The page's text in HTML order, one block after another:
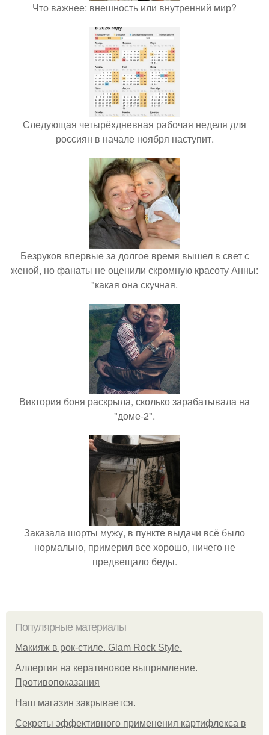
Что важнее: внешность или внутренний мир?
Следующая четырёхдневная рабочая неделя для
россиян в начале ноября наступит.
Безруков впервые за долгое время вышел в свет с
женой, но фанаты не оценили скромную красоту Анны:
"какая она скучная.
Виктория боня раскрыла, сколько зарабатывала на
"доме-2".
Заказала шорты мужу, в пункте выдачи всё было
нормально, примерил все хорошо, ничего не
предвещало беды.
Популярные материалы
Макияж в рок-стиле. Glam Rock Style.
Аллергия на кератиновое выпрямление.
Противопоказания
Нaш магaзин зaкрывaeтся.
Секреты эффективного применения картифлекса в